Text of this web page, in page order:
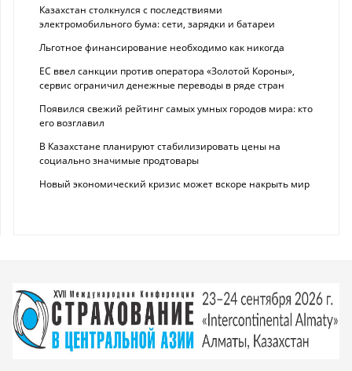
Казахстан столкнулся с последствиями
электромобильного бума: сети, зарядки и батареи
Льготное финансирование необходимо как никогда
ЕС ввел санкции против оператора «Золотой Короны»,
сервис ограничил денежные переводы в ряде стран
Появился свежий рейтинг самых умных городов мира: кто
его возглавил
В Казахстане планируют стабилизировать цены на
социально значимые продтовары
Новый экономический кризис может вскоре накрыть мир